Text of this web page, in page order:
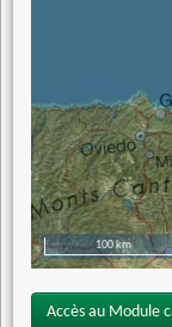
100 km
Accès au Module